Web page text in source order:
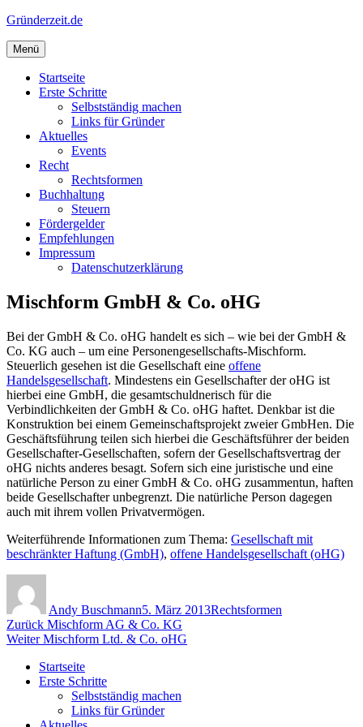
Zum
springen
Gründerzeit.de
Menü
Startseite
Erste Schritte
Selbstständig machen
Links für Gründer
Aktuelles
Events
Recht
Rechtsformen
Buchhaltung
Steuern
Fördergelder
Empfehlungen
Impressum
Datenschutzerklärung
Mischform GmbH & Co. oHG
Bei der GmbH & Co. oHG handelt es sich – wie bei der GmbH &
Co. KG auch – um eine Personengesellschafts-Mischform.
Steuerlich gesehen ist die Gesellschaft eine offene
Handelsgesellschaft. Mindestens ein Gesellschafter der oHG ist
hierbei eine GmbH, die gesamtschuldnerisch für die
Verbindlichkeiten der GmbH & Co. oHG haftet. Denkbar ist die
Konstruktion bei einem Gemeinschaftsprojekt zweier GmbHen. Die
Geschäftsführung teilen sich hierbei die Geschäftsführer der beiden
Gesellschafter-Gesellschaften, sofern der Gesellschaftsvertrag der
oHG nichts anderes besagt. Sofern sich eine juristische und eine
natürliche Person zu einer GmbH & Co. oHG zusammentun, haften
beide Gesellschafter unbegrenzt. Die natürliche Person dagegen
auch mit ihrem vollen Privatvermögen.
Weiterführende Informationen zum Thema: Gesellschaft mit
beschränkter Haftung (GmbH), offene Handelsgesellschaft (oHG)
Andy Buschmann5. März 2013Rechtsformen
Beitragsnavigation
Zurück Vorheriger
Beitrag:
Mischform AG & Co. KG
Weiter Nächster
Mischform Ltd. & Co. oHG
Startseite
Erste Schritte
Selbstständig machen
Links für Gründer